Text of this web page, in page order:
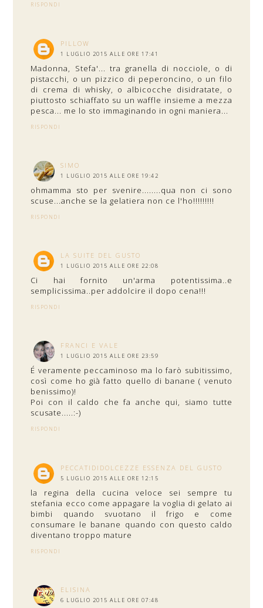
RISPONDI
PILLOW
1 LUGLIO 2015 ALLE ORE 17:41
Madonna, Stefa'... tra granella di nocciole, o di
pistacchi, o un pizzico di peperoncino, o un filo
di crema di whisky, o albicocche disidratate, o
piuttosto schiaffato su un waffle insieme a mezza
pesca... me lo sto immaginando in ogni maniera...
RISPONDI
SIMO
1 LUGLIO 2015 ALLE ORE 19:42
ohmamma sto per svenire........qua non ci sono
scuse...anche se la gelatiera non ce l'ho!!!!!!!!!
RISPONDI
LA SUITE DEL GUSTO
1 LUGLIO 2015 ALLE ORE 22:08
Ci hai fornito un'arma potentissima..e
semplicissima..per addolcire il dopo cena!!!
RISPONDI
FRANCI E VALE
1 LUGLIO 2015 ALLE ORE 23:59
É veramente peccaminoso ma lo farò subitissimo,
così come ho già fatto quello di banane ( venuto
benissimo)!
Poi con il caldo che fa anche qui, siamo tutte
scusate.....:-)
RISPONDI
PECCATIDIDOLCEZZE ESSENZA DEL GUSTO
5 LUGLIO 2015 ALLE ORE 12:15
la regina della cucina veloce sei sempre tu
stefania ecco come appagare la voglia di gelato ai
bimbi quando svuotano il frigo e come
consumare le banane quando con questo caldo
diventano troppo mature
RISPONDI
ELISINA
6 LUGLIO 2015 ALLE ORE 07:48